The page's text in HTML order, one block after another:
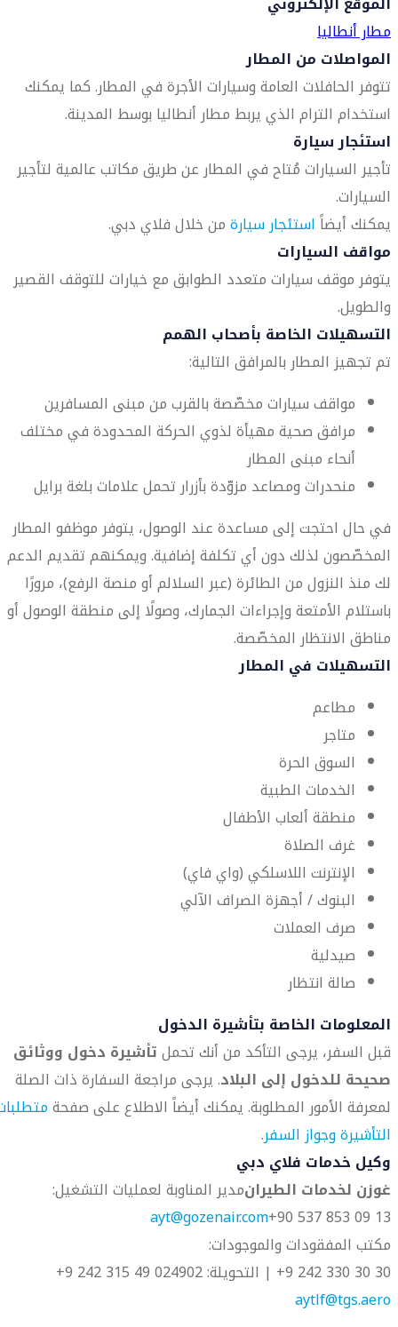
مطار أنطاليا
المواصلات من المطار
تتوفر الحافلات العامة وسيارات الأجرة في المطار. كما يمكنك
استخدام الترام الذي يربط مطار أنطاليا بوسط المدينة.
استئجار سيارة
تأجير السيارات مُتاح في المطار عن طريق مكاتب عالمية لتأجير
السيارات.
يمكنك أيضاًاستئجار سيارةمن خلال فلاي دبي.
مواقف السيارات
يتوفر موقف سيارات متعدد الطوابق مع خيارات للتوقف القصير
والطويل.
التسهيلات الخاصة بأصحاب الهمم
تم تجهيز المطار بالمرافق التالية:
مواقف سيارات مخصّصة بالقرب من مبنى المسافرين
مرافق صحية مهيأة لذوي الحركة المحدودة في مختلف
أنحاء مبنى المطار
منحدرات ومصاعد مزوّدة بأزرار تحمل علامات بلغة برايل
في حال احتجت إلى مساعدة عند الوصول، يتوفر موظفو المطار
المخصّصون لذلك دون أي تكلفة إضافية. ويمكنهم تقديم الدعم
لك منذ النزول من الطائرة (عبر السلالم أو منصة الرفع)، مرورًا
باستلام الأمتعة وإجراءات الجمارك، وصولًا إلى منطقة الوصول أو
مناطق الانتظار المخصّصة.
التسهيلات في المطار
مطاعم
متاجر
السوق الحرة
الخدمات الطبية
منطقة ألعاب الأطفال
غرف الصلاة
الإنترنت اللاسلكي (واي فاي)
البنوك / أجهزة الصراف الآلي
صرف العملات
صيدلية
صالة انتظار
المعلومات الخاصة بتأشيرة الدخول
قبل السفر، يرجى التأكد من أنك تحملتأشيرة دخول ووثائق
صحيحة للدخول إلى البلاد. يرجى مراجعة السفارة ذات الصلة
لمعرفة الأمور المطلوبة. يمكنك أيضاً الاطلاع على صفحة
التأشيرة وجواز السفر.
وكيل خدمات فلاي دبي
غوزن لخدمات الطيرانمدير المناوبة لعمليات التشغيل:
13 09 853 537 90+
ayt@gozenair.com
مكتب المفقودات والموجودات:
30 30 330 242 9+ | التحويلة: 4902
02 49 315 242 9+
aytlf@tgs.aero